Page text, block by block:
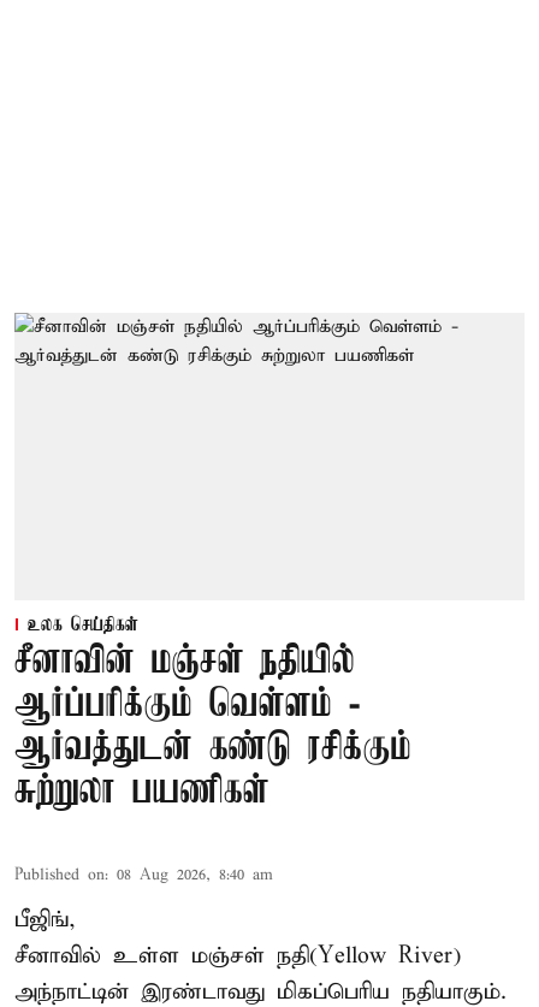
உலக செய்திகள்
சீனாவின் மஞ்சள் நதியில்
ஆர்ப்பரிக்கும் வெள்ளம் -
ஆர்வத்துடன் கண்டு ரசிக்கும்
சுற்றுலா பயணிகள்
Published on: 08 Aug 2026, 8:40 am
பீஜிங்,
சீனாவில் உள்ள மஞ்சள் நதி(Yellow River)
அந்நாட்டின் இரண்டாவது மிகப்பெரிய நதியாகும்.